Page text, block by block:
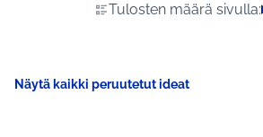
Tulosten määrä sivulla:
Näytä kaikki peruutetut ideat